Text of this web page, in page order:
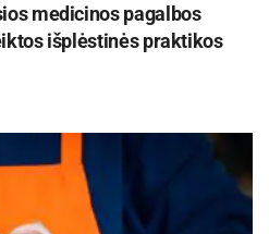
medicinos pagalbos
išplėstinės praktikos